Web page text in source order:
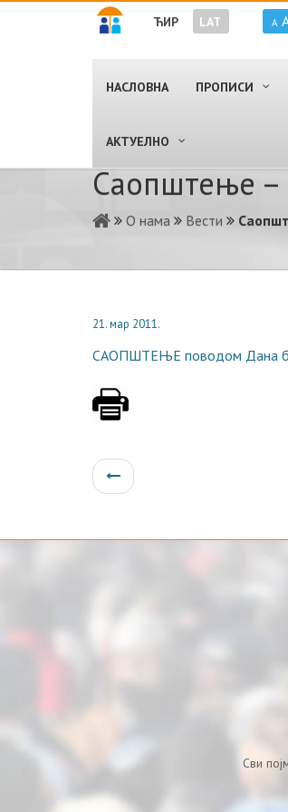
ЋИР LAT A
НАСЛОВНА ПРОПИСИ
AКТУЕЛНО
Саопштење –
О нама Вести
21. мар 2011.
САОПШТЕЊЕ поводом Дана
Сви